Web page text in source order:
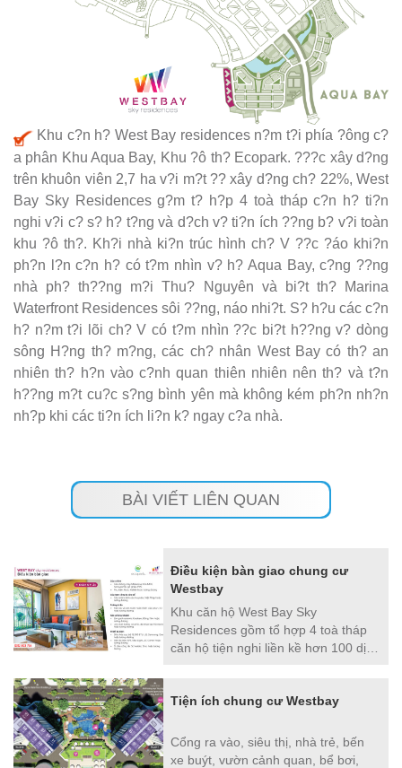
Khu c?n h? West Bay residences n?m t?i phía ?ông c?
a phân Khu Aqua Bay, Khu ?ô th? Ecopark. ???c xây d?ng
trên khuôn viên 2,7 ha v?i m?t ?? xây d?ng ch? 22%, West
Bay Sky Residences g?m t? h?p 4 toà tháp c?n h? ti?n
nghi v?i c? s? h? t?ng và d?ch v? ti?n ích ??ng b? v?i toàn
khu ?ô th?. Kh?i nhà ki?n trúc hình ch? V ??c ?áo khi?n
ph?n l?n c?n h? có t?m nhìn v? h? Aqua Bay, c?ng ??ng
nhà ph? th??ng m?i Thu? Nguyên và bi?t th? Marina
Waterfront Residences sôi ??ng, náo nhi?t. S? h?u các c?n
h? n?m t?i lõi ch? V có t?m nhìn ??c bi?t h??ng v? dòng
sông H?ng th? m?ng, các ch? nhân West Bay có th? an
nhiên th? h?n vào c?nh quan thiên nhiên nên th? và t?n
h??ng m?t cu?c s?ng bình yên mà không kém ph?n nh?n
nh?p khi các ti?n ích li?n k? ngay c?a nhà.
BÀI VIẾT LIÊN QUAN
Điều kiện bàn giao chung cư
Westbay
Khu căn hộ West Bay Sky
Residences gồm tổ hợp 4 toà tháp
căn hộ tiện nghi liền kề hơn 100 dịch
Arena, hệ thống club house với bể
golf EPGA đẳng cấp
Tiện ích chung cư Westbay
Cổng ra vào, siêu thị, nhà trẻ, bến
xe buýt, vườn cảnh quan, bể bơi,